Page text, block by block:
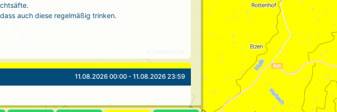
auch diese regelmäßig trinken.
11.08.2026 00:00 - 11.08.2026 23:59